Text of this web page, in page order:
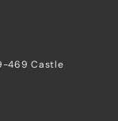
469 Castle